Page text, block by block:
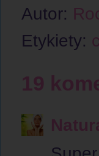
Autor:
Etykiety:
19